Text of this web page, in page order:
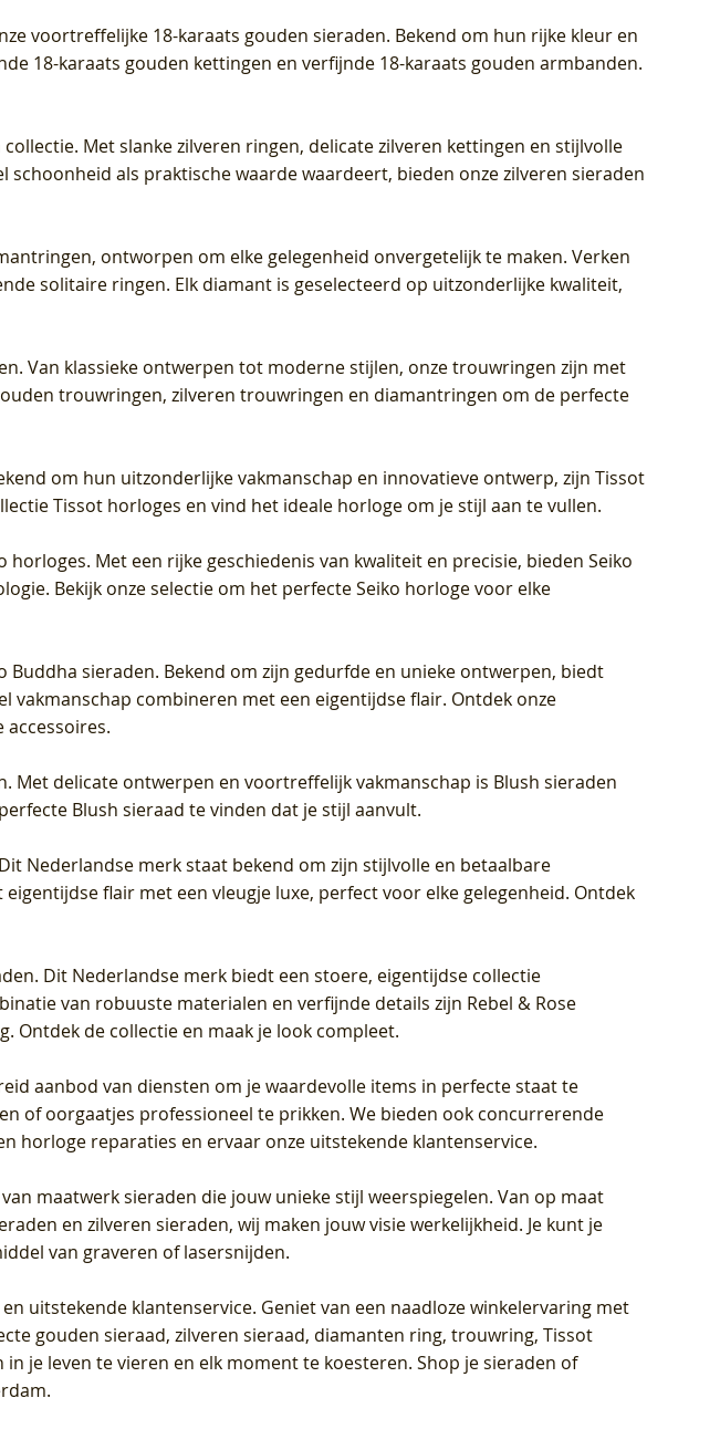
voortreffelijke 18-karaats gouden sieraden. Bekend om hun rijke kleur en
18-karaats gouden kettingen en verfijnde 18-karaats gouden armbanden.
Met slanke zilveren ringen, delicate zilveren kettingen en stijlvolle
als praktische waarde waardeert, bieden onze zilveren sieraden
ontworpen om elke gelegenheid onvergetelijk te maken. Verken
solitaire ringen. Elk diamant is geselecteerd op uitzonderlijke kwaliteit,
Van klassieke ontwerpen tot moderne stijlen, onze trouwringen zijn met
trouwringen, zilveren trouwringen en diamantringen om de perfecte
om hun uitzonderlijke vakmanschap en innovatieve ontwerp, zijn Tissot
Tissot horloges en vind het ideale horloge om je stijl aan te vullen.
Met een rijke geschiedenis van kwaliteit en precisie, bieden Seiko
Bekijk onze selectie om het perfecte Seiko horloge voor elke
Buddha sieraden. Bekend om zijn gedurfde en unieke ontwerpen, biedt
combineren met een eigentijdse flair. Ontdek onze
Met delicate ontwerpen en voortreffelijk vakmanschap is Blush sieraden
Blush sieraad te vinden dat je stijl aanvult.
Nederlandse merk staat bekend om zijn stijlvolle en betaalbare
flair met een vleugje luxe, perfect voor elke gelegenheid. Ontdek
Dit Nederlandse merk biedt een stoere, eigentijdse collectie
van robuuste materialen en verfijnde details zijn Rebel & Rose
Ontdek de collectie en maak je look compleet.
aanbod van diensten om je waardevolle items in perfecte staat te
of oorgaatjes professioneel te prikken. We bieden ook concurrerende
horloge reparaties en ervaar onze uitstekende klantenservice.
maatwerk sieraden die jouw unieke stijl weerspiegelen. Van op maat
en zilveren sieraden, wij maken jouw visie werkelijkheid. Je kunt je
van graveren of lasersnijden.
uitstekende klantenservice. Geniet van een naadloze winkelervaring met
gouden sieraad, zilveren sieraad, diamanten ring, trouwring, Tissot
je leven te vieren en elk moment te koesteren. Shop je sieraden of